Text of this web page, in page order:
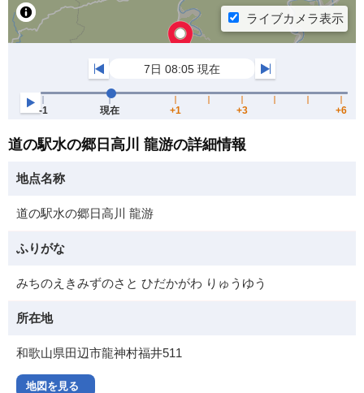
道の駅水の郷日高川 龍游の詳細情報
地点名称
道の駅水の郷日高川 龍游
ふりがな
みちのえきみずのさと ひだかがわ りゅうゆう
所在地
和歌山県田辺市龍神村福井511
地図を見る